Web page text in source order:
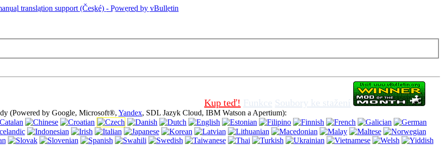
používá cookies, (cookies). Používání této webové stránky bez nutnosti vypnout soubory cookie v prohlížeči, znamená to, že
Kup teď! Funkce Soubory ke stažení
(Powered by Google, Microsoft®, Yandex, SDL Jazyk Cloud, IBM Watson a Apertium):